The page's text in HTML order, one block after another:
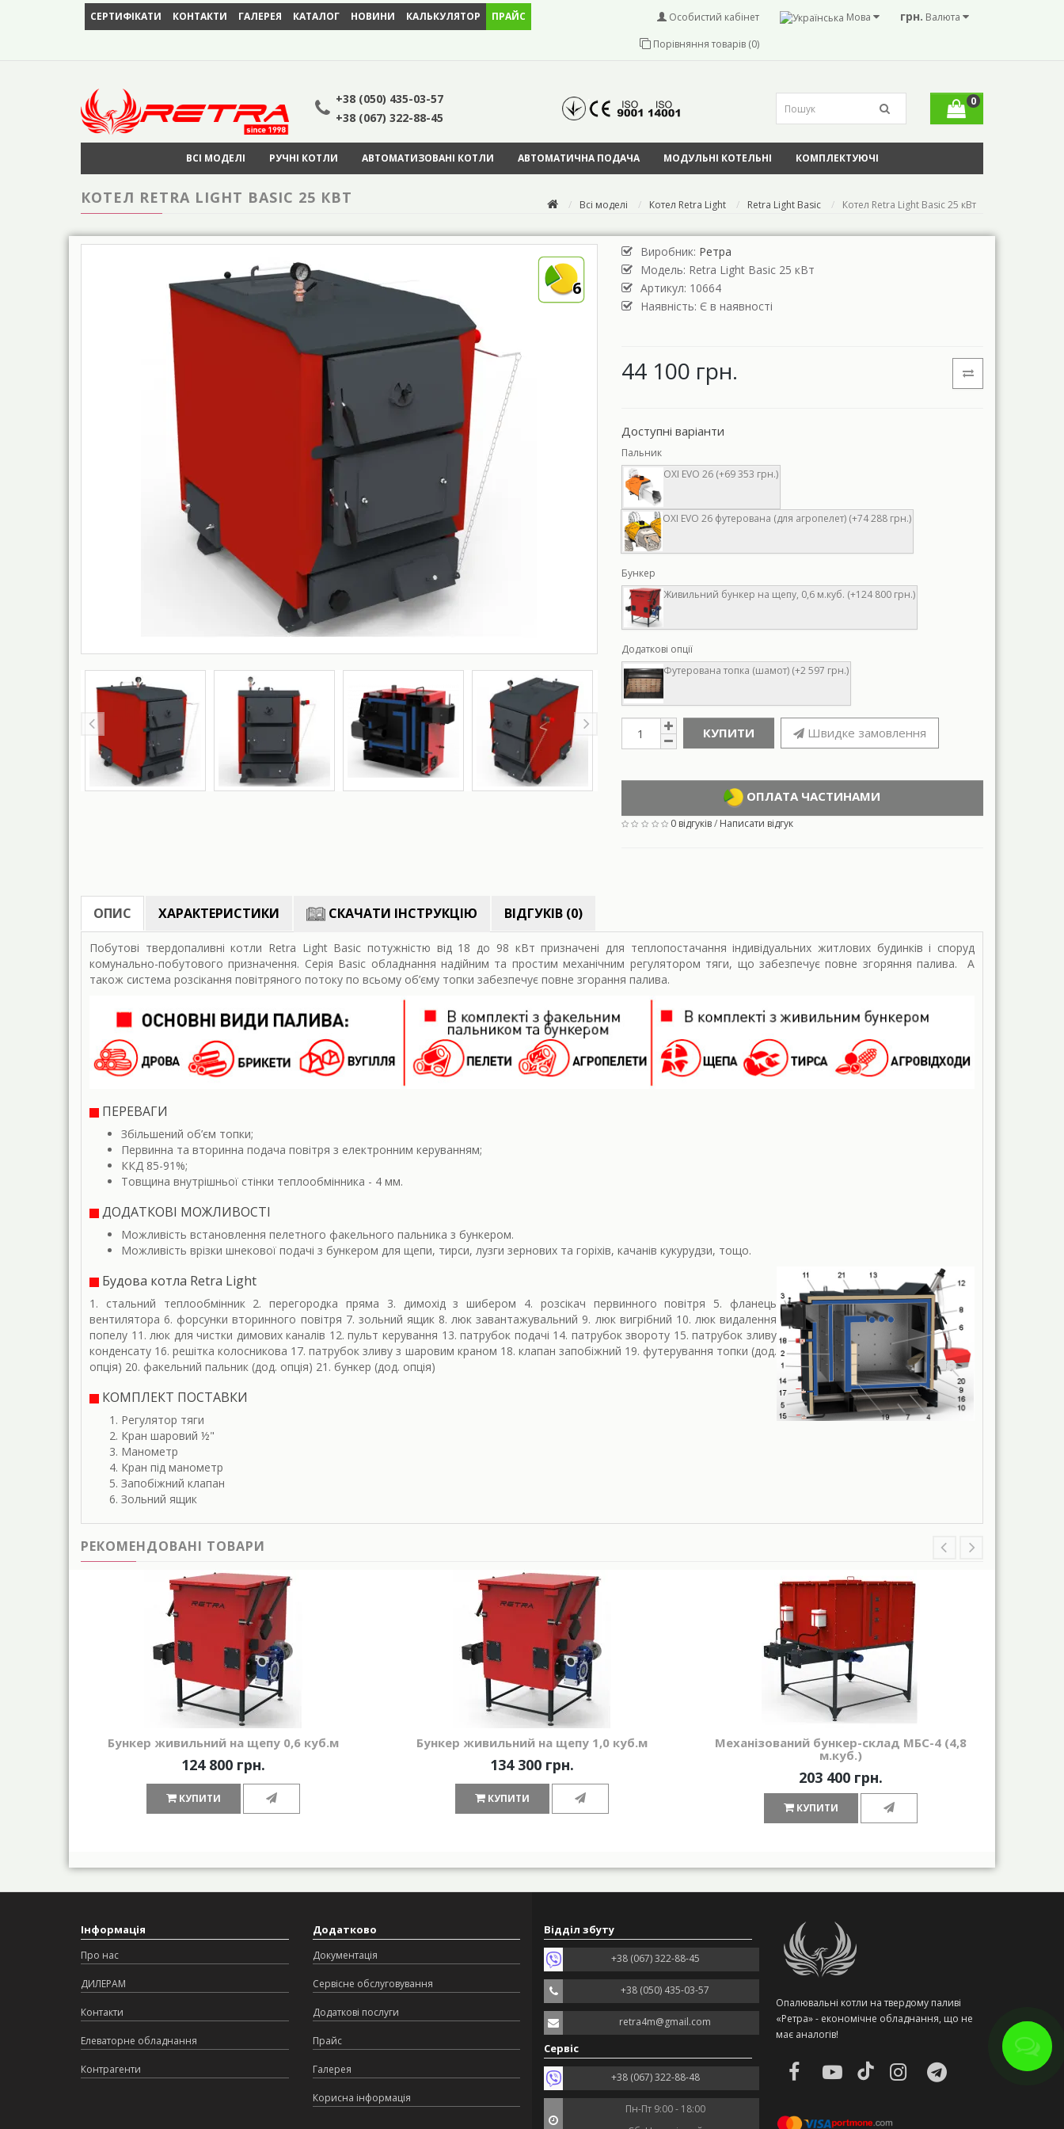
СЕРТИФІКАТИ КОНТАКТИ ГАЛЕРЕЯ КАТАЛОГ НОВИНИ КАЛЬКУЛЯТОР ПРАЙС грн. Валюта
Мова
Особистий кабінет
Порівняння товарів (0)
+38 (050) 435-03-57
+38 (067) 322-88-45
0
ВСІ МОДЕЛІ РУЧНІ КОТЛИ АВТОМАТИЗОВАНІ КОТЛИ АВТОМАТИЧНА ПОДАЧА МОДУЛЬНІ КОТЕЛЬНІ КОМПЛЕКТУЮЧІ
Всі моделі Котел Retra Light Retra Light Basic Котел Retra Light Basic 25 кВт
КОТЕЛ RETRA LIGHT BASIC 25 КВТ
6
Виробник: Ретра
Модель: Retra Light Basic 25 кВт
Артикул: 10664
Наявність: Є в наявності
44 100 грн.
Доступні варіанти
Пальник
ОXI EVO 26 (+69 353 грн.)
ОXI EVO 26 футерована (для агропелет) (+74 288 грн.)
Бункер
Живильний бункер на щепу, 0,6 м.куб. (+124 800 грн.)
Додаткові опції
Футерована топка (шамот) (+2 597 грн.)
КУПИТИ Швидке замовлення
ОПЛАТА ЧАСТИНАМИ
0 відгуків/ Написати відгук
ОПИС ХАРАКТЕРИСТИКИ СКАЧАТИ ІНСТРУКЦІЮ ВІДГУКІВ (0)
Побутові твердопаливні котли Retra Light Basic потужністю від 18 до 98 кВт призначені для теплопостачання індивідуальних житлових будинків і споруд
комунально-побутового призначення. Серія Basic обладнання надійним та простим механічним регулятором тяги, що забезпечує повне згоряння палива. А
також система розсікання повітряного потоку по всьому об’єму топки забезпечує повне згорання палива.
ПЕРЕВАГИ
Збільшений об’єм топки;
Первинна та вторинна подача повітря з електронним керуванням;
ККД 85-91%;
Товщина внутрішньої стінки теплообмінника - 4 мм.
ДОДАТКОВІ МОЖЛИВОСТІ
Можливість встановлення пелетного факельного пальника з бункером.
Можливість врізки шнекової подачі з бункером для щепи, тирси, лузги зернових та горіхів, качанів кукурудзи, тощо.
Будова котла Retra Light
1. стальний теплообмінник 2. перегородка пряма 3. димохід з шибером 4. розсікач первинного повітря 5. фланець
вентилятора 6. форсунки вторинного повітря 7. зольний ящик 8. люк завантажувальний 9. люк вигрібний 10. люк видалення
попелу 11. люк для чистки димових каналів 12. пульт керування 13. патрубок подачі 14. патрубок звороту 15. патрубок зливу
конденсату 16. решітка колосникова 17. патрубок зливу з шаровим краном 18. клапан запобіжний 19. футерування топки (дод.
опція) 20. факельний пальник (дод. опція) 21. бункер (дод. опція)
КОМПЛЕКТ ПОСТАВКИ
Регулятор тяги
Кран шаровий ½"
Манометр
Кран під манометр
Запобіжний клапан
Зольний ящик
РЕКОМЕНДОВАНІ ТОВАРИ
Бункер живильний на щепу 0,6 куб.м
124 800 грн.
КУПИТИ
Бункер живильний на щепу 1,0 куб.м
134 300 грн.
КУПИТИ
Механізований бункер-склад МБС-4 (4,8
м.куб.)
203 400 грн.
КУПИТИ
Інформація
Про нас
ДИЛЕРАМ
Контакти
Елеваторне обладнання
Контрагенти
Додатково
Документація
Сервісне обслуговування
Додаткові послуги
Прайс
Галерея
Корисна інформація
Відділ збуту
+38 (067) 322-88-45
+38 (050) 435-03-57
retra4m@gmail.com
Сервіс
+38 (067) 322-88-48
Пн-Пт 9:00 - 18:00
Опалювальні котли на твердому паливі
«Ретра» - економічне обладнання, що не
має аналогів!